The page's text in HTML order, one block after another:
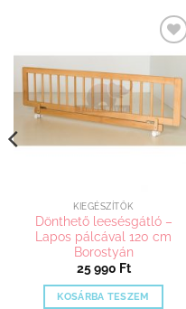
Kedvenceimhez
KIEGÉSZÍTŐK
Dönthető leesésgátló –
Lapos pálcával 120 cm
Borostyán
25 990 Ft
KOSÁRBA TESZEM